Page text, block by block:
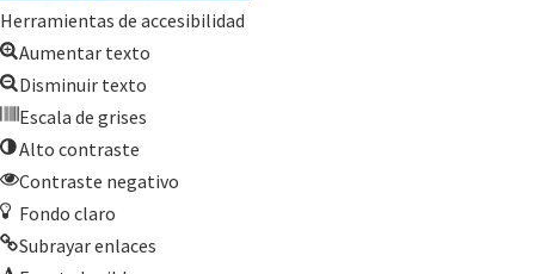
Herramientas de accesibilidad
Aumentar texto
Disminuir texto
Escala de grises
Alto contraste
Contraste negativo
Fondo claro
Subrayar enlaces